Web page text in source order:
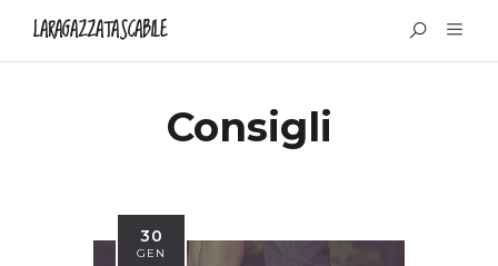
LARAGAZZATASCABILE
Consigli
30
GEN